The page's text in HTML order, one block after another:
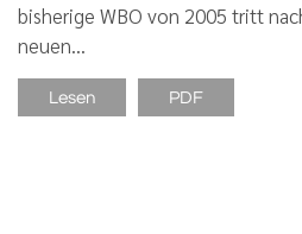
bisherige WBO von 2005 tritt
neuen…
Lesen PDF